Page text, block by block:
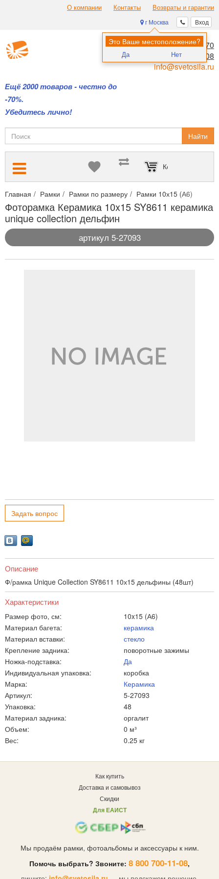
О компании Контакты Возвраты и гарантии
Вход
г Москва
Это Ваше местоположение?
Да Нет
Ещё 2000 товаров - честно до
-70%.
Убедитесь лично!
8 (495) 970-00-70
8 (800) 700-11-08
info@svetosila.ru
Найти
Корзина пуста
Главная Рамки Рамки по размеру Рамки 10х15 (А6)
Фоторамка Керамика 10x15 SY8611 керамика
unique collection дельфин
артикул 5-27093
Задать вопрос
Описание
Ф/рамка Unique Collection SY8611 10х15 дельфины (48шт)
Характеристики
Размер фото, см:
10x15 (А6)
Материал багета:
керамика
Материал вставки:
стекло
Крепление задника:
поворотные зажимы
Ножка-подставка:
Да
Индивидуальная упаковка:
коробка
Марка:
Керамика
Артикул:
5-27093
Упаковка:
48
Материал задника:
оргалит
Объем:
0 м³
Вес:
0.25 кг
Как купить
Доставка и самовывоз
Скидки
Для ЕАИСТ
Мы продаём рамки, фотоальбомы и аксессуары к ним.
Помочь выбрать? Звоните: 8 800 700-11-08,